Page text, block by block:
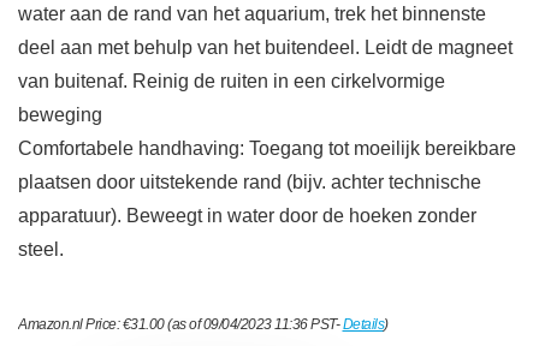
water aan de rand van het aquarium, trek het binnenste
deel aan met behulp van het buitendeel. Leidt de magneet
van buitenaf. Reinig de ruiten in een cirkelvormige
beweging
Comfortabele handhaving: Toegang tot moeilijk bereikbare
plaatsen door uitstekende rand (bijv. achter technische
apparatuur). Beweegt in water door de hoeken zonder
steel.
Amazon.nl Price:€31.00(as of 09/04/2023 11:36 PST-Details)